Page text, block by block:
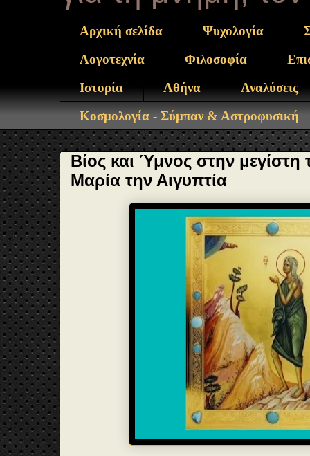
Αρχική σελίδα Ψυχολογία
Λογοτεχνία
Φιλοσοφία
Ιστορία
Αθήνα
Αναλύσεις
Κοσμολογία - Σύμπαν & Αστροφυσική
Βίος και Ύμνος στην
Μαρία την Αιγυπτία